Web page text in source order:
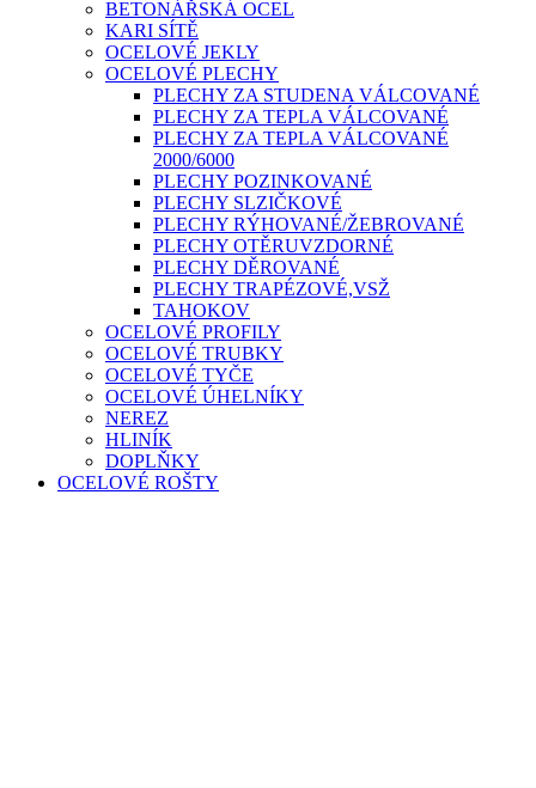
BETONÁŘSKÁ OCEL
KARI SÍTĚ
OCELOVÉ JEKLY
OCELOVÉ PLECHY
PLECHY ZA STUDENA VÁLCOVANÉ
PLECHY ZA TEPLA VÁLCOVANÉ
PLECHY ZA TEPLA VÁLCOVANÉ
2000/6000
PLECHY POZINKOVANÉ
PLECHY SLZIČKOVÉ
PLECHY RÝHOVANÉ/ŽEBROVANÉ
PLECHY OTĚRUVZDORNÉ
PLECHY DĚROVANÉ
PLECHY TRAPÉZOVÉ,VSŽ
TAHOKOV
OCELOVÉ PROFILY
OCELOVÉ TRUBKY
OCELOVÉ TYČE
OCELOVÉ ÚHELNÍKY
NEREZ
HLINÍK
DOPLŇKY
OCELOVÉ ROŠTY